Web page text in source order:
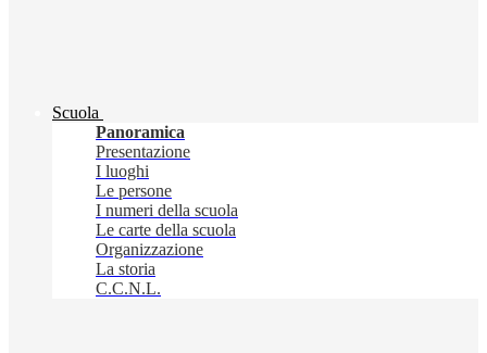
Scuola
Panoramica
Presentazione
I luoghi
Le persone
I numeri della scuola
Le carte della scuola
Organizzazione
La storia
C.C.N.L.